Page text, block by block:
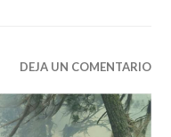
DEJA UN COMENTARIO